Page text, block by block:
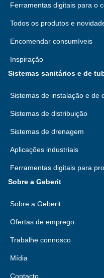
Ferramentas digitais para o
Todos os produtos e
Encomendar consumíveis
Inspiração
Sistemas sanitários e de
Sistemas de instalação e de
Sistemas de distribuição
Sistemas de drenagem
Aplicações industriais
Ferramentas digitais para
Sobre a Geberit
Sobre a Geberit
Ofertas de emprego
Trabalhe connosco
Mídia
Contacto